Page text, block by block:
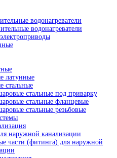
водонагреватели
водонагреватели
латунные
стальные
стальные под приварку
стальные фланцевые
стальные резьбовые
наружной канализации
части (фитинга) для наружной